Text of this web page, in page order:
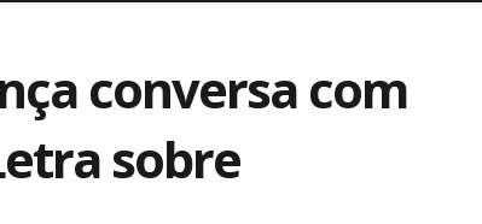
conversa com
sobre